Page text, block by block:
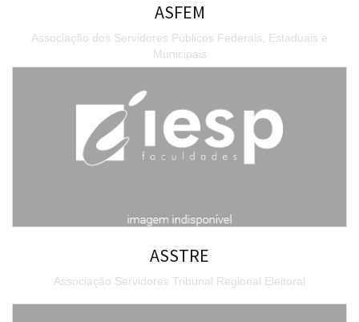
ASFEM
Associação dos Servidores Públicos Federais, Estaduais e
Municipais
ASSTRE
Associação Servidores Tribunal Regional Eleitoral